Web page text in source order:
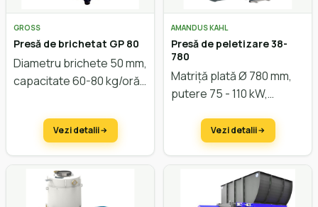
GROSS
Presă de brichetat GP 80
Diametru brichete 50 mm,
capacitate 60-80 kg/oră
Vezi detalii
AMANDUS KAHL
Presă de peletizare 38-
780
Matriță plată Ø 780 mm,
putere 75 - 110 kW,
Vezi detalii